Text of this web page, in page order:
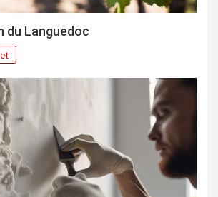
du Languedoc